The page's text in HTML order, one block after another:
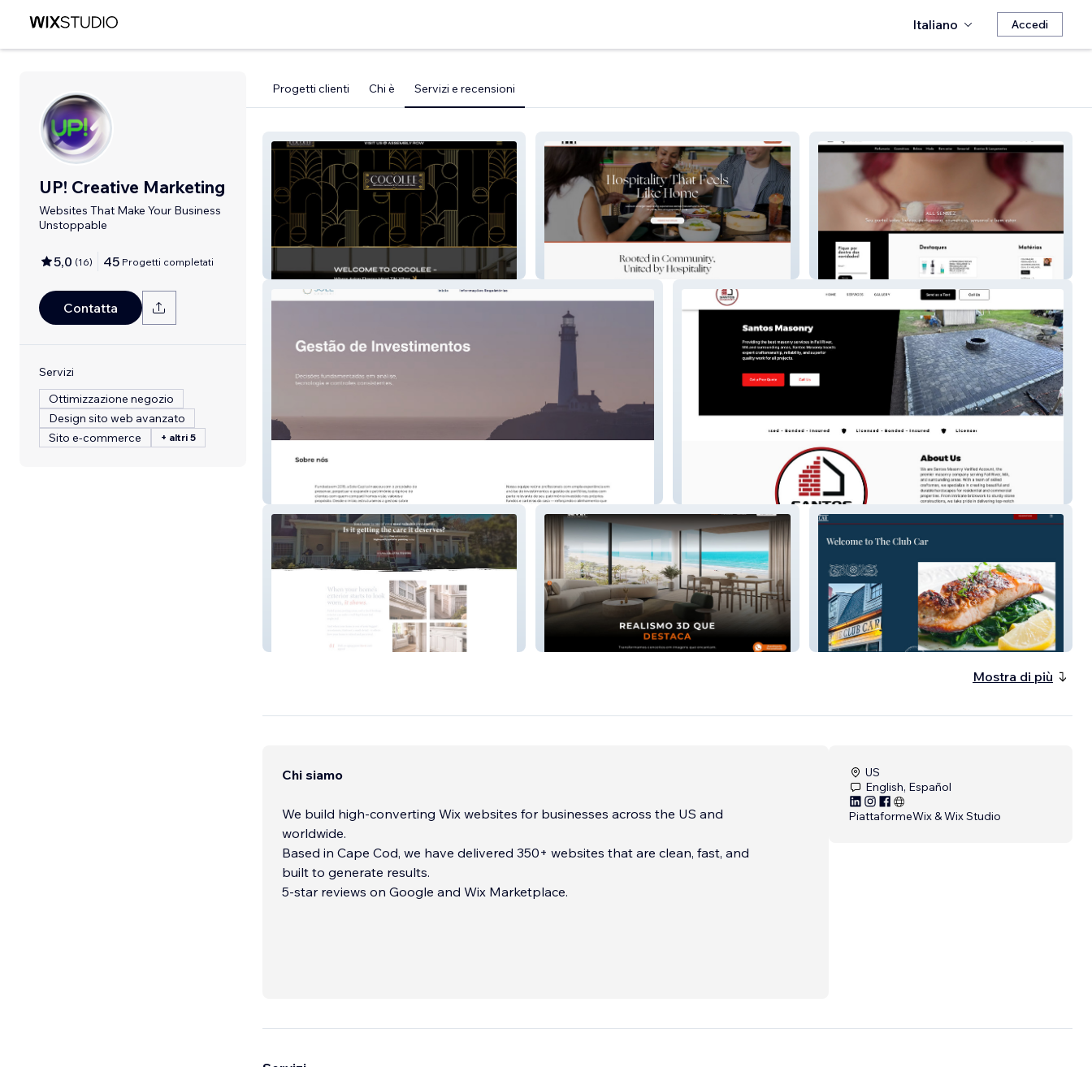
Italiano Accedi
UP! Creative Marketing
Websites That Make Your Business
Unstoppable
5,0 (16) 45 Progetti completati
Contatta
Servizi
Ottimizzazione negozio
Design sito web avanzato
Sito e-commerce
+ altri 5
Progetti clienti Chi è Servizi e recensioni
Cocolee All Sensez
Sole Capital Santos Masonry
Theclubcar
Mostra di più
Chi siamo
We build high-converting Wix websites for businesses across the US and
worldwide.
Based in Cape Cod, we have delivered 350+ websites that are clean, fast, and
built to generate results.
5-star reviews on Google and Wix Marketplace.
US
English, Español
PiattaformeWix & Wix Studio